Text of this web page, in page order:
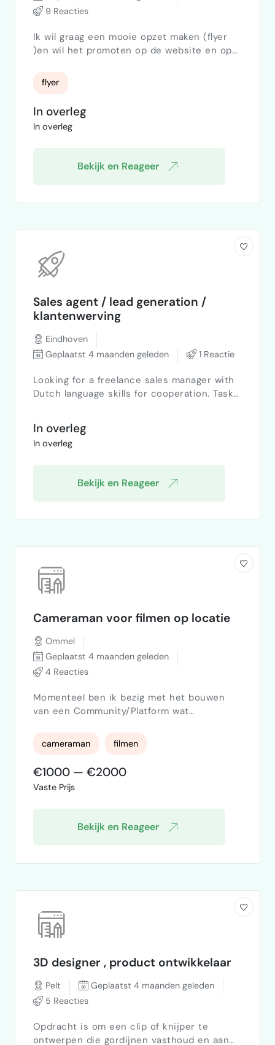
9 Reacties
Ik wil graag een mooie opzet maken (flyer
)en wil het promoten op de website en op
flyer
In overleg
In overleg
Bekijk en Reageer
Sales agent / lead generation /
klantenwerving
Eindhoven
Geplaatst 4 maanden geleden
1 Reactie
Looking for a freelance sales manager with
Dutch language skills for cooperation. Tasks:
commission-based (no fixed salary). Region:
Eindhoven and surroundings. Interested
In overleg
In overleg
Bekijk en Reageer
Cameraman voor filmen op locatie
Ommel
Geplaatst 4 maanden geleden
4 Reacties
Momenteel ben ik bezig met het bouwen
van een Community/Platform wat
jou het leuk lijkt om een aantal dingen te
oesters rapen met 2 vrienden - in West
Kapelle 25 April groenten aanplanten in
Moestuin - in Ommel (Noord-Brabant) 3
cameraman filmen
€1000 — €2000
Vaste Prijs
Bekijk en Reageer
3D designer , product ontwikkelaar
Pelt
Geplaatst 4 maanden geleden
5 Reacties
Opdracht is om een clip of knijper te
ontwerpen die gordijnen vasthoud en aan